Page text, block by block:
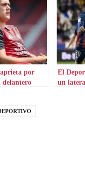
por
El
un